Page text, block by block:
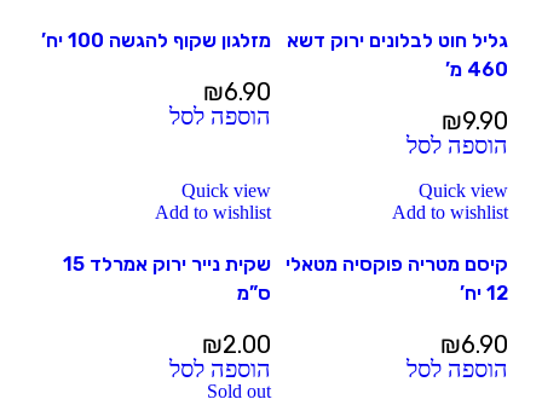
גליל חוט לבלונים ירוק דשא
460 מ’
₪9.90
הוספה לסל
מזלגון שקוף להגשה 100 יח’
₪6.90
הוספה לסל
Quick view
Add to wishlist
קיסם מטריה פוקסיה מטאלי
12 יח’
₪6.90
הוספה לסל
Quick view
Add to wishlist
שקית נייר ירוק אמרלד 15
ס”מ
₪2.00
הוספה לסל
Sold out